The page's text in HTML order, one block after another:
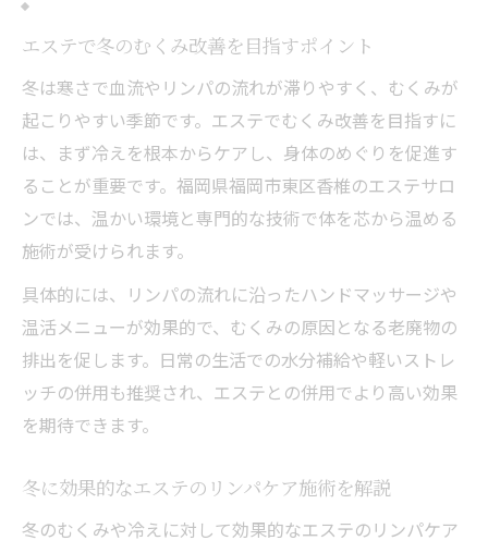
エステで冬のむくみ改善を目指すポイント
冬は寒さで血流やリンパの流れが滞りやすく、むくみが
起こりやすい季節です。エステでむくみ改善を目指すに
は、まず冷えを根本からケアし、身体のめぐりを促進す
ることが重要です。福岡県福岡市東区香椎のエステサロ
ンでは、温かい環境と専門的な技術で体を芯から温める
施術が受けられます。
具体的には、リンパの流れに沿ったハンドマッサージや
温活メニューが効果的で、むくみの原因となる老廃物の
排出を促します。日常の生活での水分補給や軽いストレ
ッチの併用も推奨され、エステとの併用でより高い効果
を期待できます。
冬に効果的なエステのリンパケア施術を解説
冬のむくみや冷えに対して効果的なエステのリンパケア